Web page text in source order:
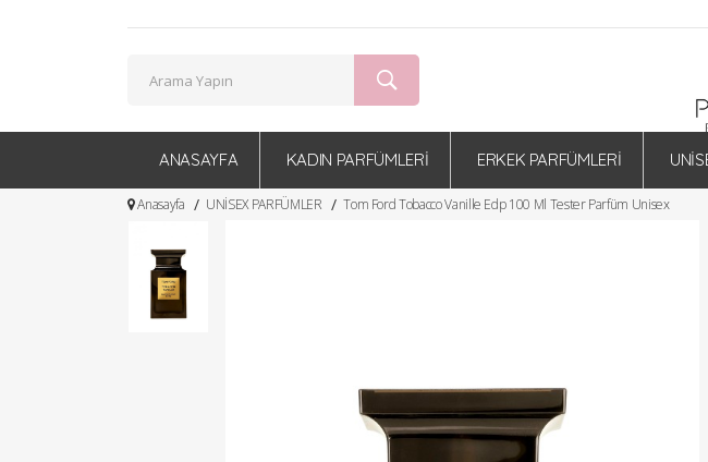
ANASAYFA KADIN PARFÜMLERİ ERKEK PARFÜMLERİ
Anasayfa UNİSEX PARFÜMLER Tom Ford Tobacco Vanille Edp 100 Ml Tester Parfüm Unisex